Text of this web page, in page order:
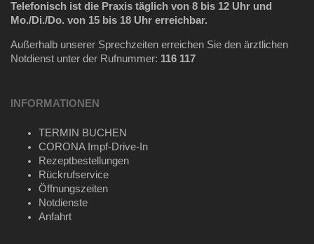
Telefonisch ist die Praxis täglich von 8 bis 12 Uhr und
Mo./Di./Do. von 15 bis 18 Uhr erreichbar.
Außerhalb unserer Sprechzeiten erreichen Sie den ärztlichen
Notdienst unter der Rufnummer: 116 117
INFORMATIONEN
TERMIN BUCHEN
CORONA Impf-Drive-In
Rezeptbestellungen
Rückrufservice
Öffnungszeiten
Notdienste
Anfahrt